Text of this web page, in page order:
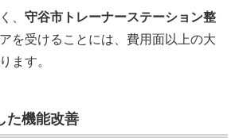
、 守谷市トレーナーステーション整
を受けることには、費用面以上の大
ます。
た機能改善